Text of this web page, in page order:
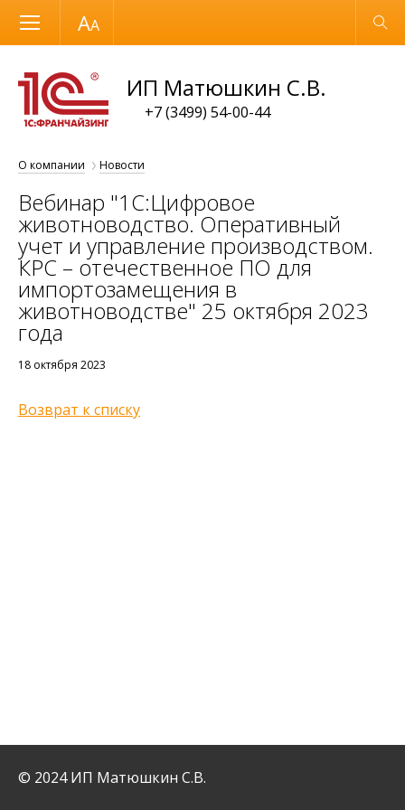
Размер шрифта Обычная версия
ИП Матюшкин С.В.
+7 (3499) 54-00-44
О компании Новости
Вебинар "1С:Цифровое
животноводство. Оперативный
учет и управление производством.
КРС – отечественное ПО для
импортозамещения в
животноводстве" 25 октября 2023
года
18 октября 2023
Возврат к списку
© 2024 ИП Матюшкин С.В.